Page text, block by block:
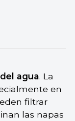
agua. La
en
filtrar
las napas